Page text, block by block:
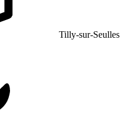
Tilly-sur-Seulles